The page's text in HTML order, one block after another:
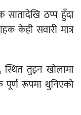
सातादेखि ठप्प हुँदा
केही सवारी मात्र
स्थित तुइन खोलामा
रूपमा थुनिएको